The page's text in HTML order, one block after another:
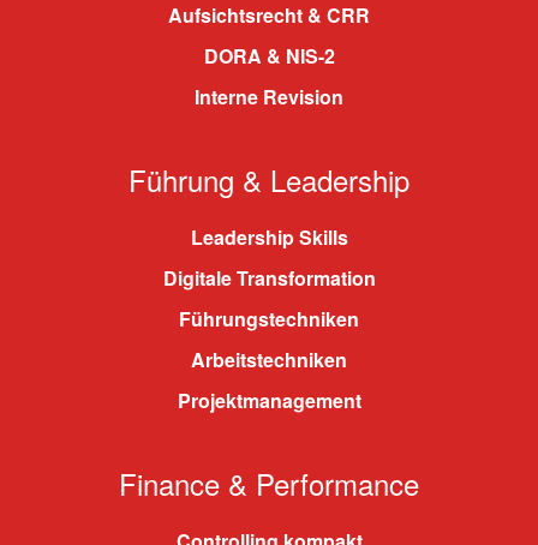
Aufsichtsrecht & CRR
DORA & NIS-2
Interne Revision
Führung & Leadership
Leadership Skills
Digitale Transformation
Führungstechniken
Arbeitstechniken
Projektmanagement
Finance & Performance